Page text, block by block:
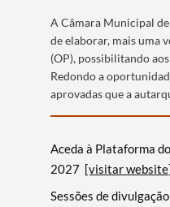
A Câmara Municipal
de elaborar, mais uma
(OP), possibilitando
Redondo a
aprovadas que a
Aceda à Plataforma
2027 [visitar
Sessões de